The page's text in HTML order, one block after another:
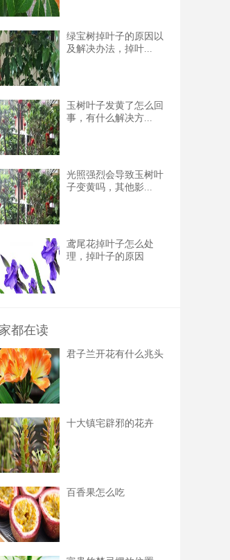
绿宝树掉叶子的原因以
及解决办法，掉叶...
玉树叶子发黄了怎么回
事，有什么解决方...
光照强烈会导致玉树叶
子变黄吗，其他影...
鸢尾花掉叶子怎么处
理，掉叶子的原因
都在读
君子兰开花有什么兆头
十大镇宅辟邪的花卉
百香果怎么吃